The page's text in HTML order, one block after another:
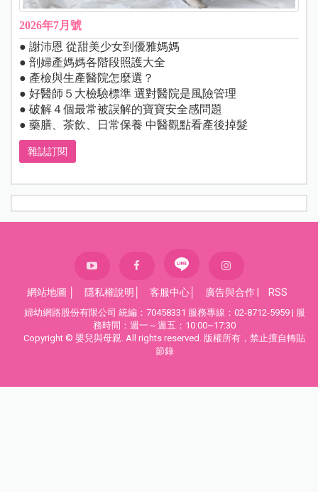
2026年7月號
● 謝沛恩 從甜美少女到優雅媽媽
● 剖婦產媽媽各階段照護大全
● 產檢與生產醫院怎麼選？
● 好醫師５大檢驗標準 選對醫院是風險管理
● 破解４個最常被誤解的寶寶安全感問題
● 藥膳、茶飲、日常保養 中醫觀點看產後掉髮
雜誌訂閱
網站地圖 隱私權說明 客服中心 廣告與合作 RSS
婦幼網路股份有限公司 統編：70458331 服務專線：02-8712-5959 | 服
務時間：週一～週五：10:00~17:30
Copyright © 嬰兒與母親. All rights reserved. 版權所有，禁止擅自轉貼
節錄